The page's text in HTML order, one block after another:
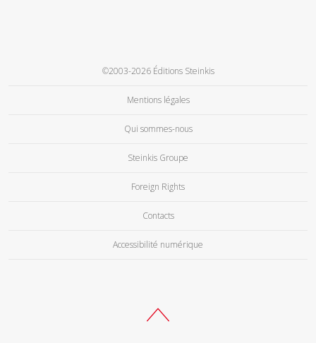
©2003-2026 Éditions Steinkis
Mentions légales
Qui sommes-nous
Steinkis Groupe
Foreign Rights
Contacts
Accessibilité numérique